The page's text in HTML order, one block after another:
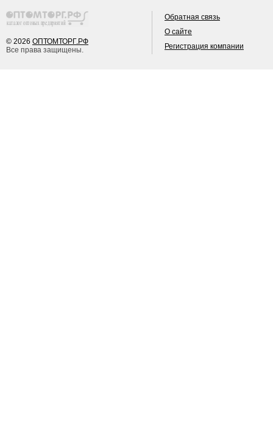
© 2026 ОПТОМТОРГ.РФ
Все права защищены.
Обратная связь
О сайте
Регистрация компании